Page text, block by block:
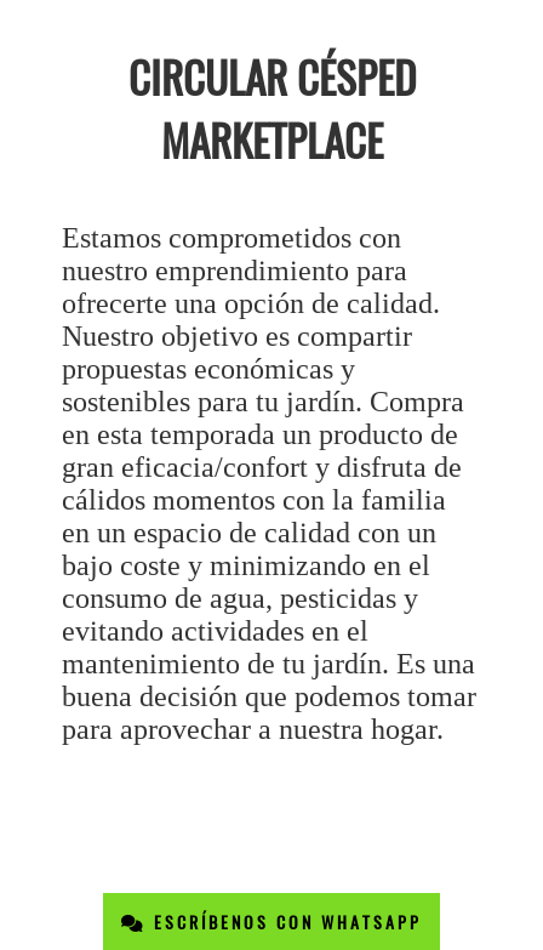
CIRCULAR CÉSPED
MARKETPLACE
Estamos comprometidos con
nuestro emprendimiento para
ofrecerte una opción de calidad.
Nuestro objetivo es compartir
propuestas económicas y
sostenibles para tu jardín. Compra
en esta temporada un producto de
gran eficacia/confort y disfruta de
cálidos momentos con la familia
en un espacio de calidad con un
bajo coste y minimizando en el
consumo de agua, pesticidas y
evitando actividades en el
mantenimiento de tu jardín. Es una
buena decisión que podemos tomar
para aprovechar a nuestra hogar.
ESCRÍBENOS CON WHATSAPP